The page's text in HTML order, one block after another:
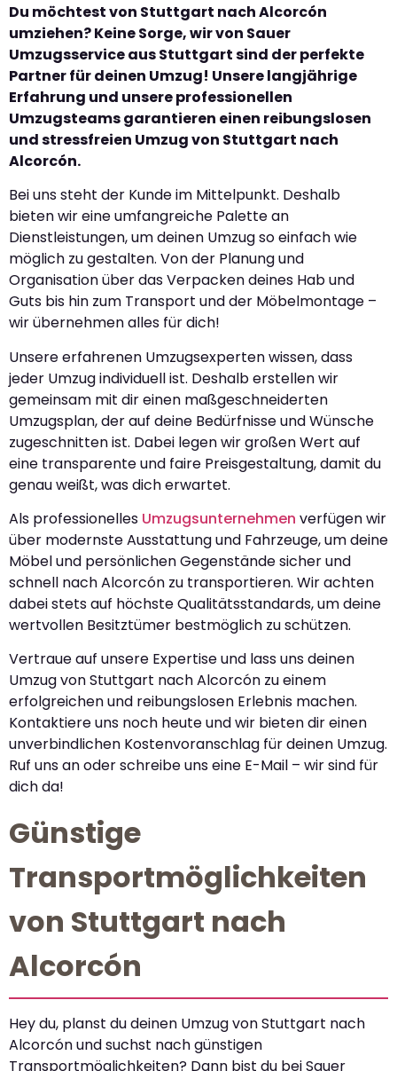
Du möchtest von Stuttgart nach Alcorcón
umziehen? Keine Sorge, wir von Sauer
Umzugsservice aus Stuttgart sind der perfekte
Partner für deinen Umzug! Unsere langjährige
Erfahrung und unsere professionellen
Umzugsteams garantieren einen reibungslosen
und stressfreien Umzug von Stuttgart nach
Alcorcón.
Bei uns steht der Kunde im Mittelpunkt. Deshalb
bieten wir eine umfangreiche Palette an
Dienstleistungen, um deinen Umzug so einfach wie
möglich zu gestalten. Von der Planung und
Organisation über das Verpacken deines Hab und
Guts bis hin zum Transport und der Möbelmontage –
wir übernehmen alles für dich!
Unsere erfahrenen Umzugsexperten wissen, dass
jeder Umzug individuell ist. Deshalb erstellen wir
gemeinsam mit dir einen maßgeschneiderten
Umzugsplan, der auf deine Bedürfnisse und Wünsche
zugeschnitten ist. Dabei legen wir großen Wert auf
eine transparente und faire Preisgestaltung, damit du
genau weißt, was dich erwartet.
Als professionelles Umzugsunternehmen verfügen wir
über modernste Ausstattung und Fahrzeuge, um deine
Möbel und persönlichen Gegenstände sicher und
schnell nach Alcorcón zu transportieren. Wir achten
dabei stets auf höchste Qualitätsstandards, um deine
wertvollen Besitztümer bestmöglich zu schützen.
Vertraue auf unsere Expertise und lass uns deinen
Umzug von Stuttgart nach Alcorcón zu einem
erfolgreichen und reibungslosen Erlebnis machen.
Kontaktiere uns noch heute und wir bieten dir einen
unverbindlichen Kostenvoranschlag für deinen Umzug.
Ruf uns an oder schreibe uns eine E-Mail – wir sind für
dich da!
Günstige
Transportmöglichkeiten
von Stuttgart nach
Alcorcón
Hey du, planst du deinen Umzug von Stuttgart nach
Alcorcón und suchst nach günstigen
Transportmöglichkeiten? Dann bist du bei Sauer